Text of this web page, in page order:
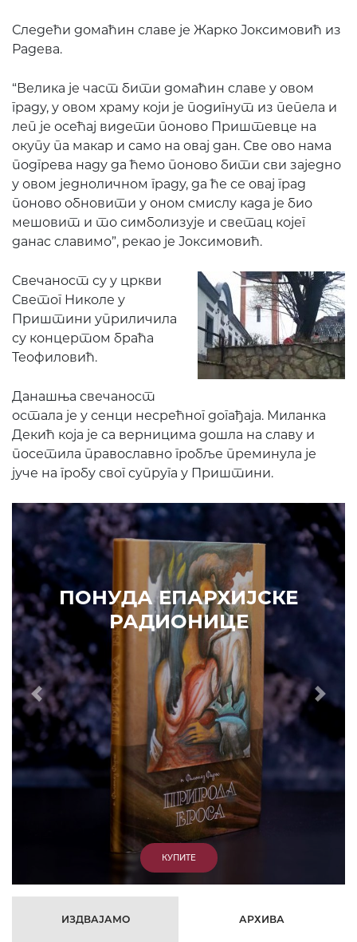
Следећи домаћин славе је Жарко Јоксимовић из
Радева.
“Велика је част бити домаћин славе у овом
граду, у овом храму који је подигнут из пепела и
леп је осећај видети поново Приштевце на
окупу па макар и само на овај дан. Све ово нама
подгрева наду да ћемо поново бити сви заједно
у овом једноличном граду, да ће се овај град
поново обновити у оном смислу када је био
мешовит и то симболизује и светац којег
данас славимо”, рекао је Јоксимовић.
Свечаност су у цркви
Светог Николе у
Приштини уприличила
су концертом браћа
Теофиловић.
Данашња свечаност
остала је у сенци несрећног догађаја. Миланка
Декић која је са верницима дошла на славу и
посетила православно гробље преминула је
јуче на гробу свог супруга у Приштини.
ПОНУДА ЕПАРХИЈСКЕ
РАДИОНИЦЕ
КУПИТЕ
Prethodni
ИЗДВАЈАМО АРХИВА